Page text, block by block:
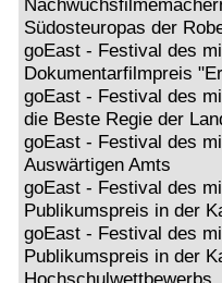
Südosteuropas der
goEast - Festival des
Dokumentarfilmpreis
goEast - Festival des
die Beste Regie der
goEast - Festival des
Auswärtigen Amts
goEast - Festival des
Publikumspreis in der
goEast - Festival des
Publikumspreis in der
Hochschulwettbewerbs